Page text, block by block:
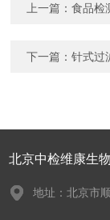
上一篇：食品检
下一篇：针式过
北京中检维康生
地址：北京市